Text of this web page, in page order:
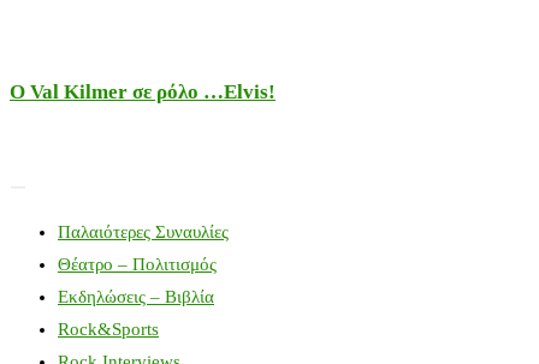
Ο Val Kilmer σε ρόλο …Elvis!
Παλαιότερες Συναυλίες
Θέατρο – Πολιτισμός
Εκδηλώσεις – Βιβλία
Rock&Sports